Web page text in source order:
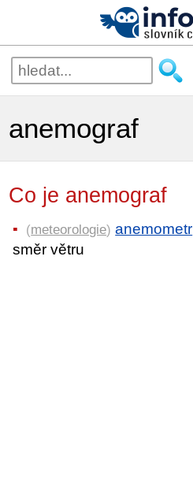
anemograf
Co je anemograf
(meteorologie) anemometr
směr větru